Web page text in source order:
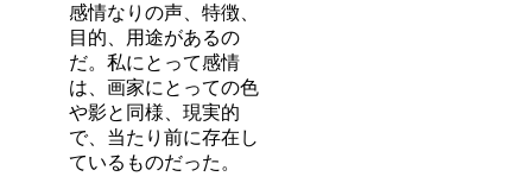
感情なりの声、特徴、
目的、用途があるの
だ。私にとって感情
は、画家にとっての色
や影と同様、現実的
で、当たり前に存在し
ているものだった。